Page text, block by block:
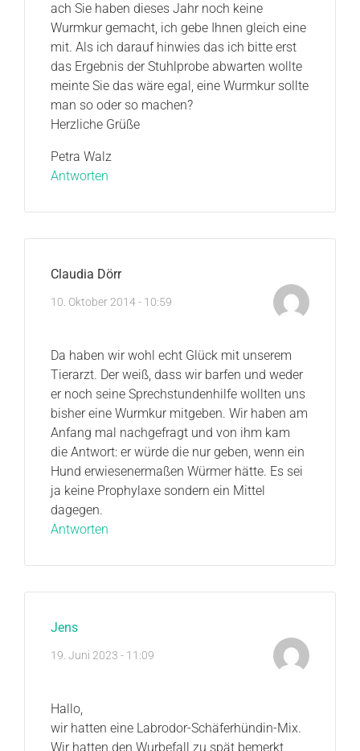
ach Sie haben dieses Jahr noch keine
Wurmkur gemacht, ich gebe Ihnen gleich eine
mit. Als ich darauf hinwies das ich bitte erst
das Ergebnis der Stuhlprobe abwarten wollte
meinte Sie das wäre egal, eine Wurmkur sollte
man so oder so machen?
Herzliche Grüße
Petra Walz
Antworten
Claudia Dörr
10. Oktober 2014 - 10:59
Da haben wir wohl echt Glück mit unserem
Tierarzt. Der weiß, dass wir barfen und weder
er noch seine Sprechstundenhilfe wollten uns
bisher eine Wurmkur mitgeben. Wir haben am
Anfang mal nachgefragt und von ihm kam
die Antwort: er würde die nur geben, wenn ein
Hund erwiesenermaßen Würmer hätte. Es sei
ja keine Prophylaxe sondern ein Mittel
dagegen.
Antworten
Jens
19. Juni 2023 - 11:09
Hallo,
wir hatten eine Labrodor-Schäferhündin-Mix.
Wir hatten den Wurbefall zu spät bemerkt.